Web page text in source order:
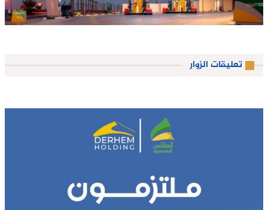
تعليقات الزوار